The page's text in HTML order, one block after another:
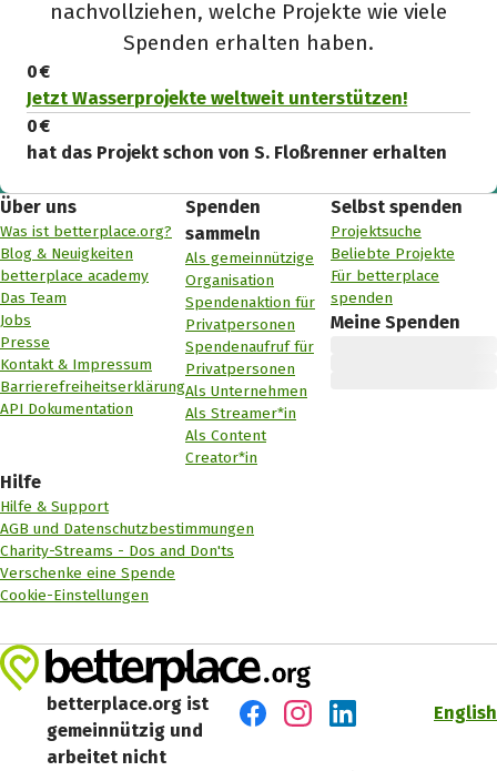
nachvollziehen, welche Projekte wie viele
Spenden erhalten haben.
0 €
Jetzt Wasserprojekte weltweit unterstützen!
0 €
hat das Projekt schon von S. Floßrenner erhalten
Über uns
Was ist betterplace.org?
Blog & Neuigkeiten
betterplace academy
Das Team
Jobs
Presse
Kontakt & Impressum
Barrierefreiheitserklärung
API Dokumentation
Spenden
sammeln
Als gemeinnützige
Organisation
Spendenaktion für
Privatpersonen
Spendenaufruf für
Privatpersonen
Als Unternehmen
Als Streamer*in
Als Content
Creator*in
Selbst spenden
Projektsuche
Beliebte Projekte
Für betterplace
spenden
Meine Spenden
Hilfe
Hilfe & Support
AGB und Datenschutzbestimmungen
Charity-Streams - Dos and Don'ts
Verschenke eine Spende
Cookie-Einstellungen
betterplace.org ist
gemeinnützig und
arbeitet nicht
English